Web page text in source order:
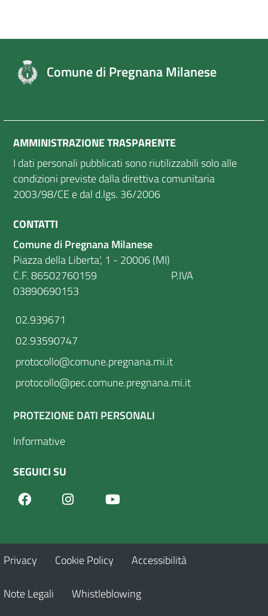
Comune di Pregnana Milanese
AMMINISTRAZIONE TRASPARENTE
I dati personali pubblicati sono riutilizzabili solo alle
condizioni previste dalla direttiva comunitaria
2003/98/CE e dal d.lgs. 36/2006
CONTATTI
Comune di Pregnana Milanese
Piazza della Liberta', 1 - 20006 (MI)
C.F. 86502760159 P.IVA
03890690153
02.939671
02.93590747
protocollo@comune.pregnana.mi.it
protocollo@pec.comune.pregnana.mi.it
PROTEZIONE DATI PERSONALI
Informative
SEGUICI SU
FacebookInstagram
Privacy Cookie Policy Accessibilità
Note Legali Whistleblowing